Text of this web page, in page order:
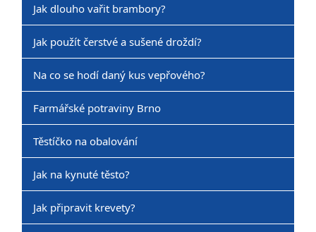
Jak dlouho vařit brambory?
Jak použít čerstvé a sušené droždí?
Na co se hodí daný kus vepřového?
Farmářské potraviny Brno
Těstíčko na obalování
Jak na kynuté těsto?
Jak připravit krevety?